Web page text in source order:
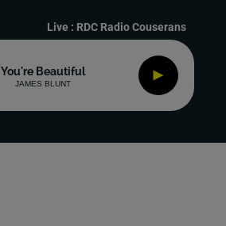
Live : RDC Radio Couserans
You're Beautiful
JAMES BLUNT